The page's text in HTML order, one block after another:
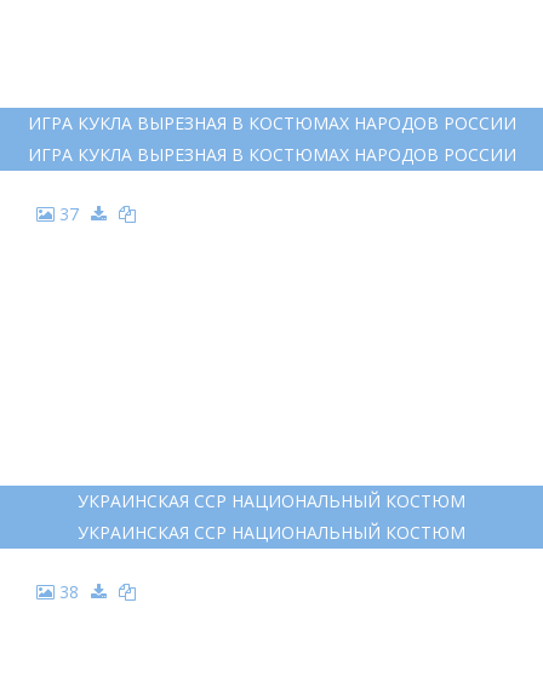
ИГРА КУКЛА ВЫРЕЗНАЯ В КОСТЮМАХ НАРОДОВ РОССИИ
ИГРА КУКЛА ВЫРЕЗНАЯ В КОСТЮМАХ НАРОДОВ РОССИИ
37
УКРАИНСКАЯ ССР НАЦИОНАЛЬНЫЙ КОСТЮМ
УКРАИНСКАЯ ССР НАЦИОНАЛЬНЫЙ КОСТЮМ
38